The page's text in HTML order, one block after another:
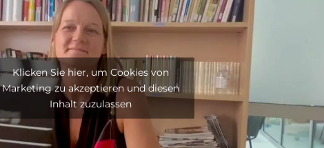
Klicken Sie hier, um Cookies von
Marketing zu akzeptieren und diesen
Inhalt zuzulassen